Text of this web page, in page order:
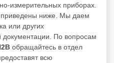
измерительных приборах.
приведены ниже. Мы даем
или других
документации. По вопросам
обращайтесь в отдел
всю